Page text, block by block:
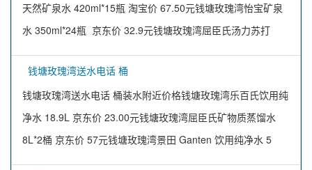
天然矿泉水 420ml*15瓶 淘宝价 67.50元钱塘玫瑰湾怡宝矿泉
水 350ml*24瓶 京东价 32.9元钱塘玫瑰湾屈臣氏汤力苏打
钱塘玫瑰湾送水电话 桶
钱塘玫瑰湾送水电话 桶装水附近价格钱塘玫瑰湾乐百氏饮用纯
净水 18.9L 京东价 23.00元钱塘玫瑰湾屈臣氏矿物质蒸馏水
8L*2桶 京东价 57元钱塘玫瑰湾景田 Ganten 饮用纯净水 5